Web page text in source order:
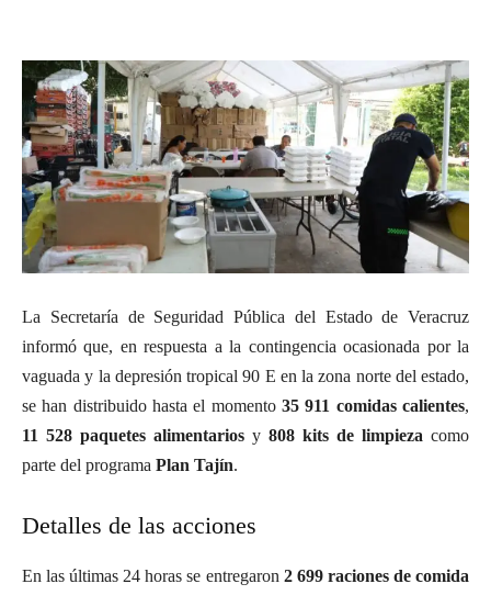
La Secretaría de Seguridad Pública del Estado de Veracruz
informó que, en respuesta a la contingencia ocasionada por la
vaguada y la depresión tropical 90 E en la zona norte del estado,
se han distribuido hasta el momento 35 911 comidas calientes,
11 528 paquetes alimentarios y 808 kits de limpieza como
parte del programa Plan Tajín.
Detalles de las acciones
En las últimas 24 horas se entregaron 2 699 raciones de comida